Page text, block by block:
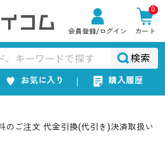
会員登録/ログイン
0
カート
検索
お気に入り 購入履歴
のご注文 代金引換(代引き)決済取扱い